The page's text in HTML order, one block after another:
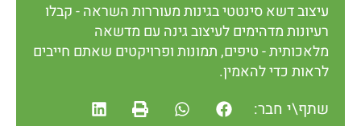
עיצוב דשא סינטטי בגינות מעוררות השראה - קבלו
רעיונות מדהימים לעיצוב גינה עם מדשאה
מלאכותית - טיפים, תמונות ופרויקטים שאתם חייבים
לראות כדי להאמין.
שתף\י חבר: